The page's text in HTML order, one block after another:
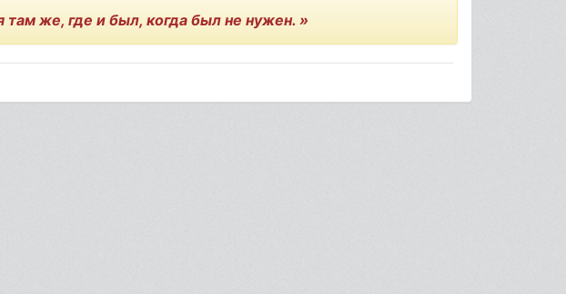
там же, где и был, когда был не нужен. »